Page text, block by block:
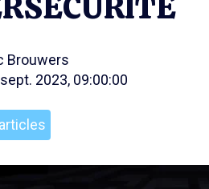
Brouwers
2023, 09:00:00
articles